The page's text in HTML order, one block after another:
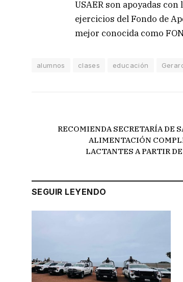
USAER son apoyadas
ejercicios del Fondo de
mejor conocida como
alumnos clases educación
RECOMIENDA SECRETARÍA DE
ALIMENTACIÓN
LACTANTES A PARTIR
SEGUIR LEYENDO